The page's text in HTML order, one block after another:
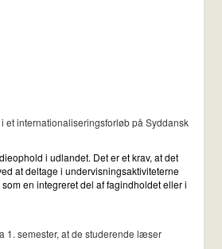
et internationaliseringsforløb på Syddansk
i udlandet. Det er et krav, at det
at deltage i undervisningsaktiviteterne
en integreret del af fagindholdet eller i
1. semester, at de studerende læser